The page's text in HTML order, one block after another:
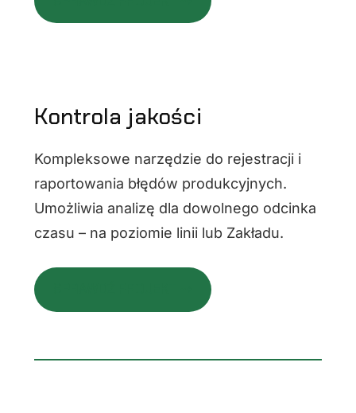
Kontrola jakości
Kompleksowe narzędzie do rejestracji i
raportowania błędów produkcyjnych.
Umożliwia analizę dla dowolnego odcinka
czasu – na poziomie linii lub Zakładu.